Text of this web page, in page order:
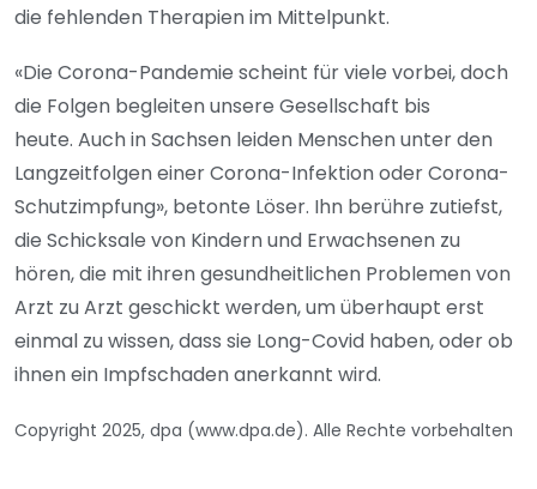
die fehlenden Therapien im Mittelpunkt.
«Die Corona-Pandemie scheint für viele vorbei, doch
die Folgen begleiten unsere Gesellschaft bis
heute. Auch in Sachsen leiden Menschen unter den
Langzeitfolgen einer Corona-Infektion oder Corona-
Schutzimpfung», betonte Löser. Ihn berühre zutiefst,
die Schicksale von Kindern und Erwachsenen zu
hören, die mit ihren gesundheitlichen Problemen von
Arzt zu Arzt geschickt werden, um überhaupt erst
einmal zu wissen, dass sie Long-Covid haben, oder ob
ihnen ein Impfschaden anerkannt wird.
Copyright 2025, dpa (www.dpa.de). Alle Rechte vorbehalten